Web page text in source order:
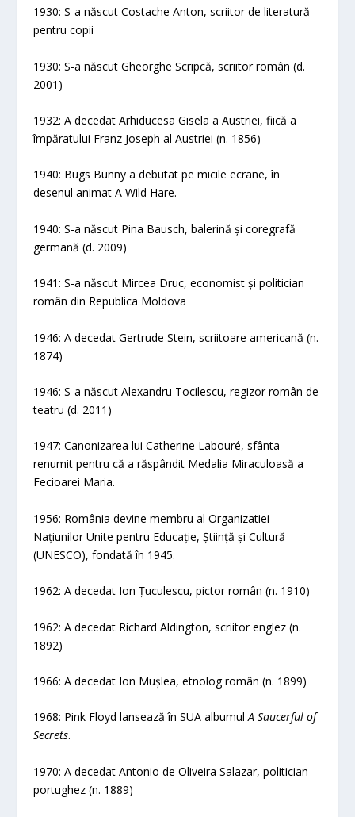
1930: S-a născut Costache Anton, scriitor de literatură
pentru copii
1930: S-a născut Gheorghe Scripcă, scriitor român (d.
2001)
1932: A decedat Arhiducesa Gisela a Austriei, fiică a
împăratului Franz Joseph al Austriei (n. 1856)
1940: Bugs Bunny a debutat pe micile ecrane, în
desenul animat A Wild Hare.
1940: S-a născut Pina Bausch, balerină și coregrafă
germană (d. 2009)
1941: S-a născut Mircea Druc, economist și politician
român din Republica Moldova
1946: A decedat Gertrude Stein, scriitoare americană (n.
1874)
1946: S-a născut Alexandru Tocilescu, regizor român de
teatru (d. 2011)
1947: Canonizarea lui Catherine Labouré, sfânta
renumit pentru că a răspândit Medalia Miraculoasă a
Fecioarei Maria.
1956: România devine membru al Organizatiei
Națiunilor Unite pentru Educație, Știință și Cultură
(UNESCO), fondată în 1945.
1962: A decedat Ion Țuculescu, pictor român (n. 1910)
1962: A decedat Richard Aldington, scriitor englez (n.
1892)
1966: A decedat Ion Mușlea, etnolog român (n. 1899)
1968: Pink Floyd lansează în SUA albumulA Saucerful of
Secrets.
1970: A decedat Antonio de Oliveira Salazar, politician
portughez (n. 1889)